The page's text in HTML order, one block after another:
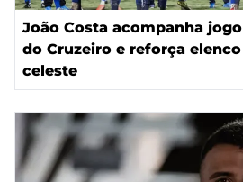
João Costa acompanha jogo
do Cruzeiro e reforça elenco
celeste